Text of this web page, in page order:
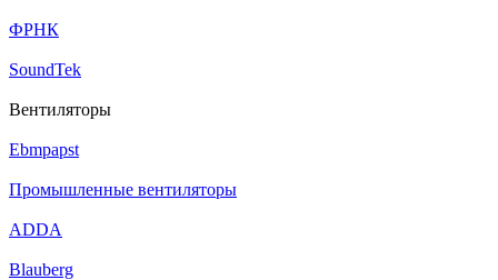
ФРНК
SoundTek
Вентиляторы
Ebmpapst
Промышленные вентиляторы
ADDA
Blauberg